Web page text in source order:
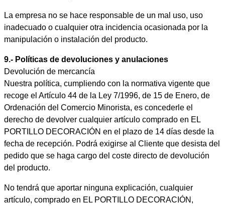
La empresa no se hace responsable de un mal uso, uso
inadecuado o cualquier otra incidencia ocasionada por la
manipulación o instalación del producto.
9.- Políticas de devoluciones y anulaciones
Devolución de mercancía
Nuestra política, cumpliendo con la normativa vigente que
recoge el Artículo 44 de la Ley 7/1996, de 15 de Enero, de
Ordenación del Comercio Minorista, es concederle el
derecho de devolver cualquier artículo comprado en EL
PORTILLO DECORACIÓN en el plazo de 14 días desde la
fecha de recepción. Podrá exigirse al Cliente que desista del
pedido que se haga cargo del coste directo de devolución
del producto.
No tendrá que aportar ninguna explicación, cualquier
artículo, comprado en EL PORTILLO DECORACIÓN,